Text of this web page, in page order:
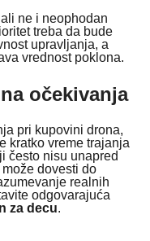
ne i neophodan
treba da bude
upravljanja, a
vrednost poklona.
očekivanja
pri kupovini drona,
kratko vreme trajanja
često nisu unapred
dovesti do
realnih
odgovarajuća
za decu.